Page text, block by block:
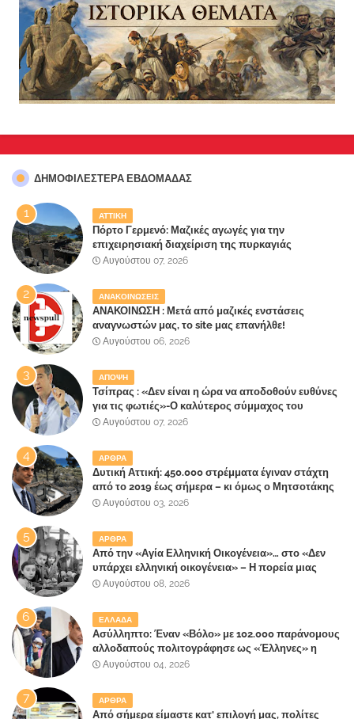
ΔΗΜΟΦΙΛΈΣΤΕΡΑ ΕΒΔΟΜΆΔΑΣ
ΑΤΤΙΚΗ
Πόρτο Γερμενό: Μαζικές αγωγές για την
επιχειρησιακή διαχείριση της πυρκαγιάς
ετοιμάζουν οι κάτοικοι!
Αυγούστου 07, 2026
ΑΝΑΚΟΙΝΩΣΕΙΣ
ΑΝΑΚΟΙΝΩΣΗ : Μετά από μαζικές ενστάσεις
αναγνωστών μας, το site μας επανήλθε!
Αυγούστου 06, 2026
ΑΠΟΨΗ
Τσίπρας : «Δεν είναι η ώρα να αποδοθούν ευθύνες
για τις φωτιές»-Ο καλύτερος σύμμαχος του
Μητσοτάκη
Αυγούστου 07, 2026
ΑΡΘΡΑ
Δυτική Αττική: 450.000 στρέμματα έγιναν στάχτη
από το 2019 έως σήμερα – κι όμως ο Μητσοτάκης
έλαβε 40% και 45% στις εκλογές του 2023,ενώ 50%
Αυγούστου 03, 2026
ΑΡΘΡΑ
Από την «Αγία Ελληνική Οικογένεια»… στο «Δεν
υπάρχει ελληνική οικογένεια» – Η πορεία μιας
κοινωνίας που κινδυνεύει να ξεχάσει ποια είναι
Αυγούστου 08, 2026
ΕΛΛΑΔΑ
Ασύλληπτο: Έναν «Βόλο» με 102.000 παράνομους
αλλοδαπούς πολιτογράφησε ως «Έλληνες» η
κυβέρνηση!
Αυγούστου 04, 2026
ΑΡΘΡΑ
Από σήμερα είμαστε κατ' επιλογή μας, πολίτες